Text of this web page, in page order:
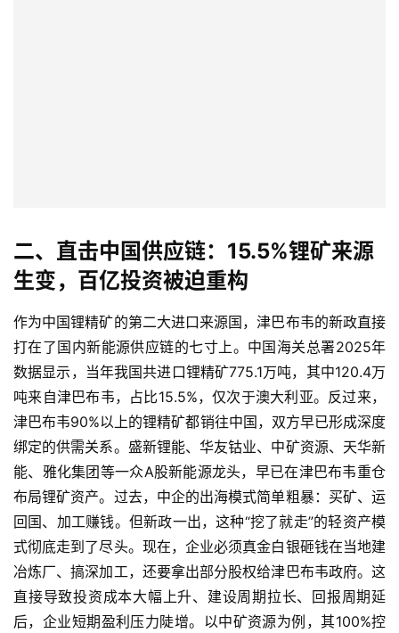
二、直击中国供应链：15.5%锂矿来源
生变，百亿投资被迫重构
作为中国锂精矿的第二大进口来源国，津巴布韦的新政直接
打在了国内新能源供应链的七寸上。中国海关总署2025年
数据显示，当年我国共进口锂精矿775.1万吨，其中120.4万
吨来自津巴布韦，占比15.5%，仅次于澳大利亚。反过来，
津巴布韦90%以上的锂精矿都销往中国，双方早已形成深度
绑定的供需关系。盛新锂能、华友钴业、中矿资源、天华新
能、雅化集团等一众A股新能源龙头，早已在津巴布韦重仓
布局锂矿资产。过去，中企的出海模式简单粗暴：买矿、运
回国、加工赚钱。但新政一出，这种“挖了就走”的轻资产模
式彻底走到了尽头。现在，企业必须真金白银砸钱在当地建
冶炼厂、搞深加工，还要拿出部分股权给津巴布韦政府。这
直接导致投资成本大幅上升、建设周期拉长、回报周期延
后，企业短期盈利压力陡增。以中矿资源为例，其100%控